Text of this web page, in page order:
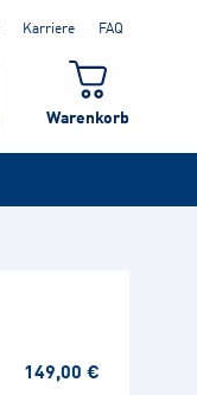
Karriere FAQ
Warenkorb
149,00 €